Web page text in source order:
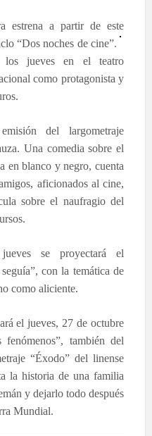
estrena a partir de este
“Dos noches de cine”.
los jueves en el teatro
como protagonista y
del largometraje
Una comedia sobre el
en blanco y negro, cuenta
aficionados al cine,
sobre el naufragio del
se proyectará el
con la temática de
como aliciente.
el jueves, 27 de octubre
también del
“Éxodo” del linense
la historia de una familia
y dejarlo todo después
Mundial.